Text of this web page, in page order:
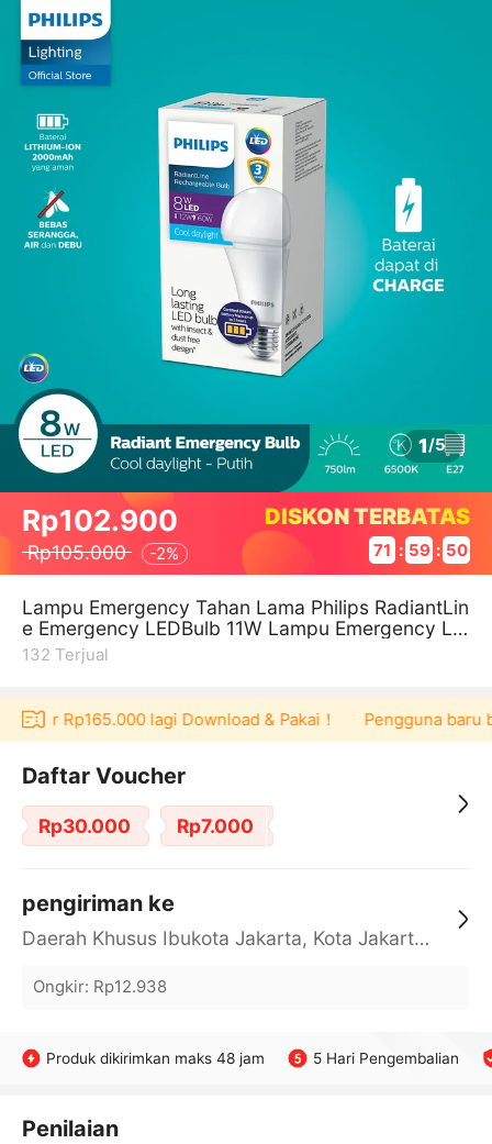
1/5
Rp102.900
Rp105.000 -2%
DISKON TERBATAS
71 : 59 : 50
Lampu Emergency Tahan Lama Philips RadiantLin
e Emergency LEDBulb 11W Lampu Emergency Le
d Philips Lampu Darurat
132 Terjual
Rp165.000 lagi Download & Pakai！ Pengguna baru
Daftar Voucher
Rp30.000 Rp7.000
pengiriman ke
Daerah Khusus Ibukota Jakarta, Kota Jakarta Barat, Cengkareng, yy
Ongkir: Rp12.938
Produk dikirimkan maks 48 jam 5 Hari Pengembalian
Penilaian